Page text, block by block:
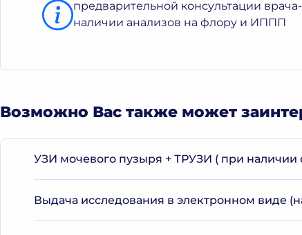
предварительной консультации
наличии анализов на флору и ИППП
Возможно Вас также может
УЗИ мочевого пузыря + ТРУЗИ ( при наличии
Выдача исследования в электронном виде